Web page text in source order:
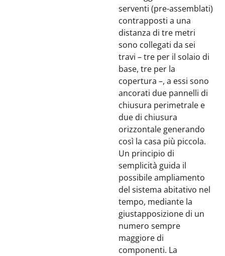
serventi (pre-assemblati)
contrapposti a una
distanza di tre metri
sono collegati da sei
travi – tre per il solaio di
base, tre per la
copertura –, a essi sono
ancorati due pannelli di
chiusura perimetrale e
due di chiusura
orizzontale generando
così la casa più piccola.
Un principio di
semplicità guida il
possibile ampliamento
del sistema abitativo nel
tempo, mediante la
giustapposizione di un
numero sempre
maggiore di
componenti. La